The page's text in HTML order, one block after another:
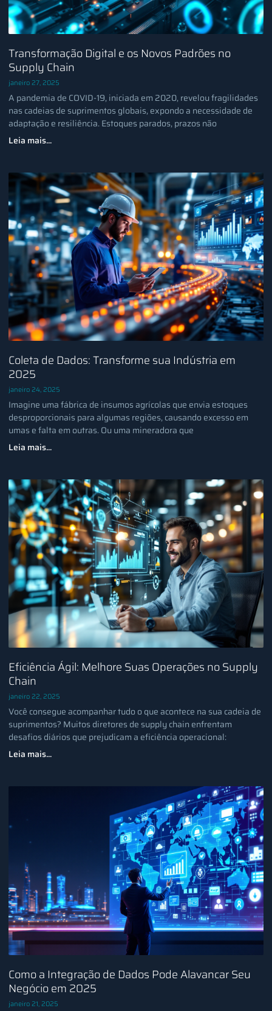
Transformação Digital e os Novos Padrões no
Supply Chain
janeiro 27, 2025
A pandemia de COVID-19, iniciada em 2020, revelou fragilidades
nas cadeias de suprimentos globais, expondo a necessidade de
adaptação e resiliência. Estoques parados, prazos não
Leia mais...
Coleta de Dados: Transforme sua Indústria em
2025
janeiro 24, 2025
Imagine uma fábrica de insumos agrícolas que envia estoques
desproporcionais para algumas regiões, causando excesso em
umas e falta em outras. Ou uma mineradora que
Leia mais...
Eficiência Ágil: Melhore Suas Operações no Supply
Chain
janeiro 22, 2025
Você consegue acompanhar tudo o que acontece na sua cadeia de
suprimentos? Muitos diretores de supply chain enfrentam
desafios diários que prejudicam a eficiência operacional:
Leia mais...
Como a Integração de Dados Pode Alavancar Seu
Negócio em 2025
janeiro 21, 2025